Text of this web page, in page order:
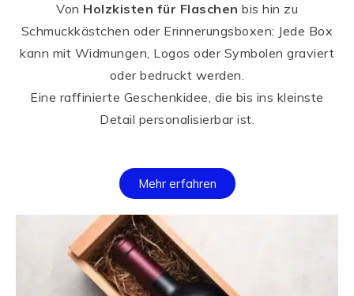
Von Holzkisten für Flaschen bis hin zu
Schmuckkästchen oder Erinnerungsboxen: Jede Box
kann mit Widmungen, Logos oder Symbolen graviert
oder bedruckt werden.
Eine raffinierte Geschenkidee, die bis ins kleinste
Detail personalisierbar ist.
Mehr erfahren